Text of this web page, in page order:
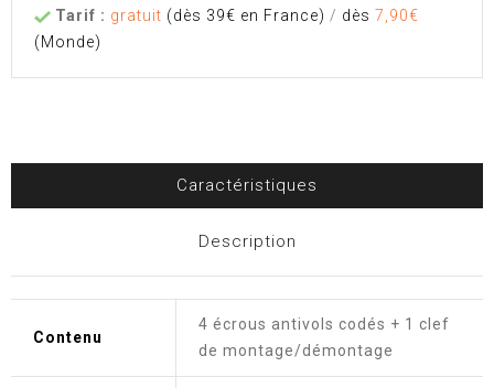
Tarif : gratuit (dès 39€ en France) / dès 7,90€
(Monde)
Caractéristiques
Description
Contenu
4 écrous antivols codés + 1 clef
de montage/démontage